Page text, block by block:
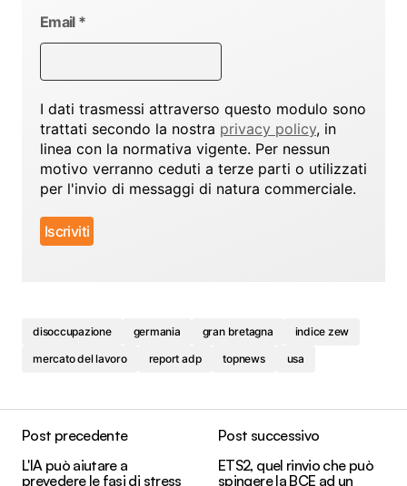
Email *
I dati trasmessi attraverso questo modulo sono
trattati secondo la nostra privacy policy, in
linea con la normativa vigente. Per nessun
motivo verranno ceduti a terze parti o utilizzati
per l'invio di messaggi di natura commerciale.
disoccupazione germania gran bretagna
indice zew
mercato del lavoro
report adp topnews usa
Post precedente
L'IA può aiutare a
prevedere le fasi di stress
Post successivo
ETS2, quel rinvio che può
spingere la BCE ad un